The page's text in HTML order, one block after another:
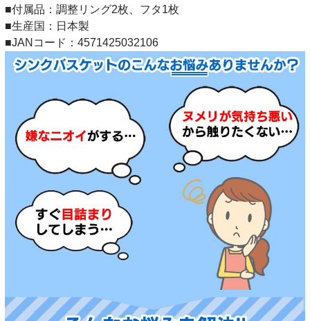
■付属品：調整リング2枚、フタ1枚
■生産国：日本製
■JANコード：4571425032106